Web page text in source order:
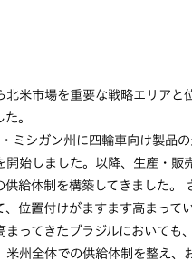
北米市場を重要な戦略エリアと
。
ミシガン州に四輪車向け製品
開始しました。以降、生産・販
供給体制を構築してきました。
、位置付けがますます高まって
まってきたブラジルにおいても
米州全体での供給体制を整え、